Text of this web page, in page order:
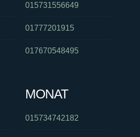
015731556649
01777201915
017670548495
MONAT
015734742182